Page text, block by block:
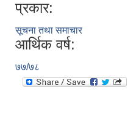
प्रकार:
सूचना तथा समाचार
आर्थिक वर्ष:
७७/७८